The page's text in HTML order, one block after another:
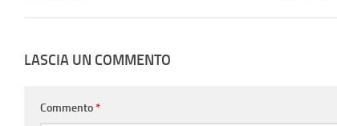
LASCIA UN COMMENTO
Commento*